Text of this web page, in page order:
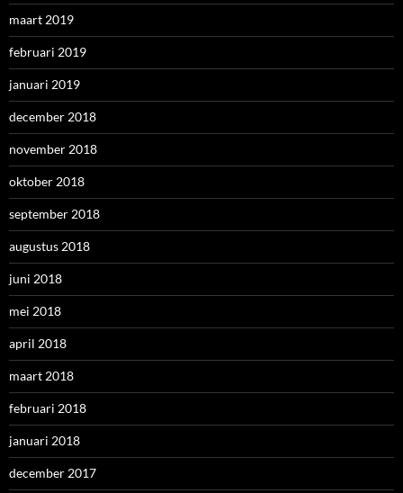
maart 2019
februari 2019
januari 2019
december 2018
november 2018
oktober 2018
september 2018
augustus 2018
juni 2018
mei 2018
april 2018
maart 2018
februari 2018
januari 2018
december 2017